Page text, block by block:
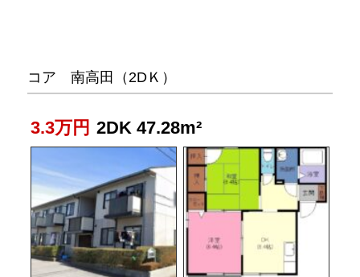
コア 南高田（2DＫ）
3.3万円 2DK 47.28m²